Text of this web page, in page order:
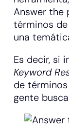
Answer the
términos
una
Es decir, si
Keyword
de
gente